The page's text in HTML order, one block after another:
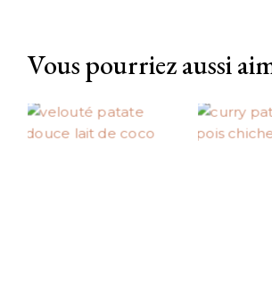
Vous pourriez aussi